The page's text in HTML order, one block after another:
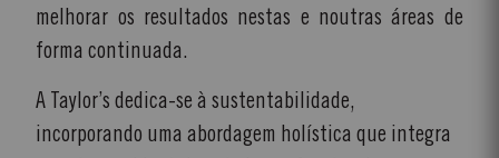
melhorar os resultados nestas e noutras áreas de
forma continuada.
A Taylor’s dedica-se à sustentabilidade,
incorporando uma abordagem holística que integra